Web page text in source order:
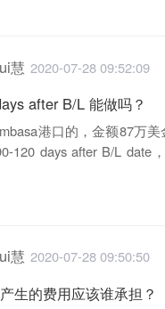
慧 2020-07-28 09:52:09
after B/L 能做吗？
港口的，金额87万
120 days after B/L date
慧 2020-07-28 09:50:50
生的费用应该谁承担？